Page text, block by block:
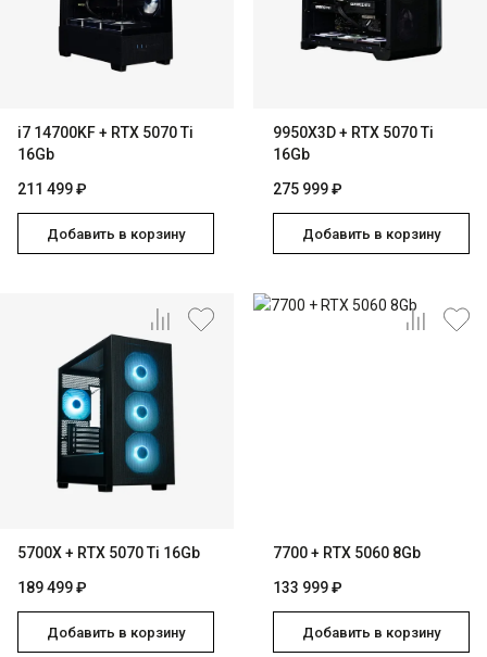
i7 14700KF + RTX 5070 Ti
16Gb
211 499 ₽
Добавить в корзину
9950X3D + RTX 5070 Ti
16Gb
275 999 ₽
Добавить в корзину
5700X + RTX 5070 Ti 16Gb
189 499 ₽
Добавить в корзину
7700 + RTX 5060 8Gb
133 999 ₽
Добавить в корзину